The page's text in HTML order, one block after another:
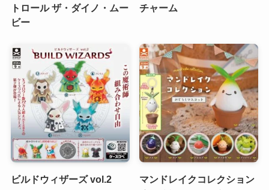
トロール ザ・ダイノ・ムー
ビー
チャーム
ビルドウィザーズ vol.2
マンドレイクコレクション